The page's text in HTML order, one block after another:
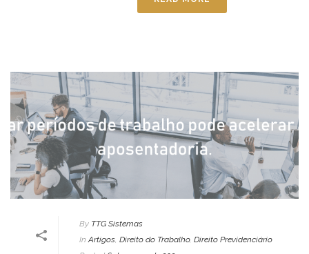
By TTG Sistemas
In Artigos, Direito do Trabalho, Direito Previdenciário